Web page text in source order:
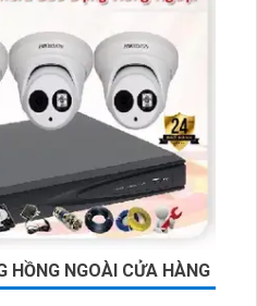
HỒNG NGOÀI CỬA HÀNG